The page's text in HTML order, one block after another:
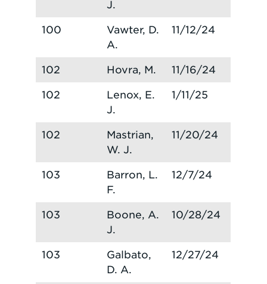
J.
100
Vawter, D.
A.
11/12/24
102 Hovra, M. 11/16/24
102
Lenox, E.
J.
1/11/25
102
Mastrian,
W. J.
11/20/24
103
Barron, L.
F.
12/7/24
103
Boone, A.
J.
10/28/24
103
Galbato,
D. A.
12/27/24